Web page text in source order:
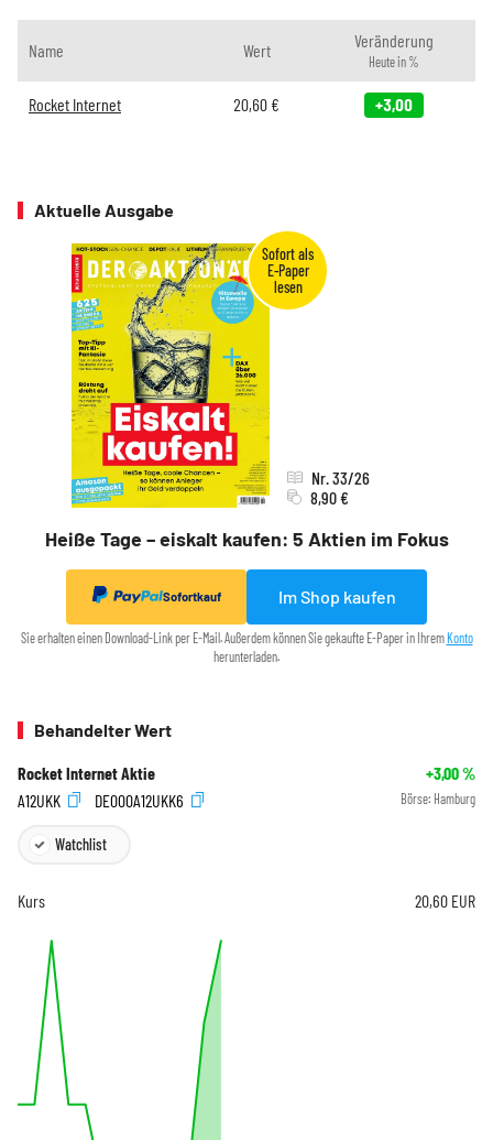
Name Wert Veränderung
Heute in %
Rocket Internet 20,60 € +3,00
Aktuelle Ausgabe
Heiße Tage – eiskalt kaufen: 5 Aktien im Fokus
Nr. 33/26
8,90 €
Sofortkauf Im Shop kaufen
Sie erhalten einen Download-Link per E-Mail. Außerdem können Sie gekaufte E-Paper in Ihrem Konto
herunterladen.
Behandelter Wert
Rocket Internet Aktie +3,00%
A12UKK
DE000A12UKK6 Börse: Hamburg
Watchlist
Kurs 20,60 EUR